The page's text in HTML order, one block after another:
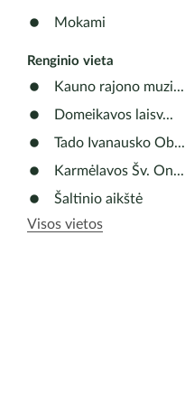
Mokami
Renginio vieta
Kauno rajono muzi...
Domeikavos laisv...
Tado Ivanausko Ob...
Karmėlavos Šv. On...
Šaltinio aikštė
Visos vietos